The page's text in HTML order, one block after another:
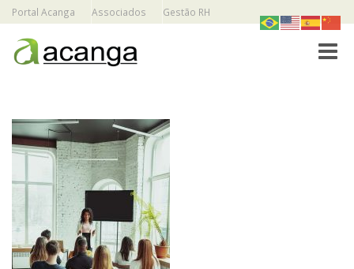
Portal Acanga Associados Gestão RH